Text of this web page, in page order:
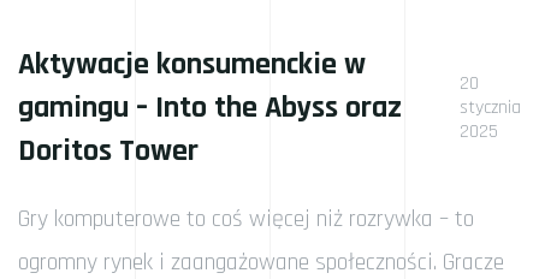
Aktywacje konsumenckie w
gamingu – Into the Abyss oraz
Doritos Tower
20
stycznia
2025
Gry komputerowe to coś więcej niż rozrywka – to
ogromny rynek i zaangażowane społeczności. Gracze